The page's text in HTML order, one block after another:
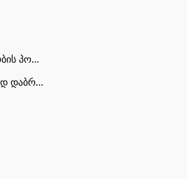
კონფიდენციალურობის პოლიტიკა
საქონლის უპირობოდ დაბრუნების პირობები